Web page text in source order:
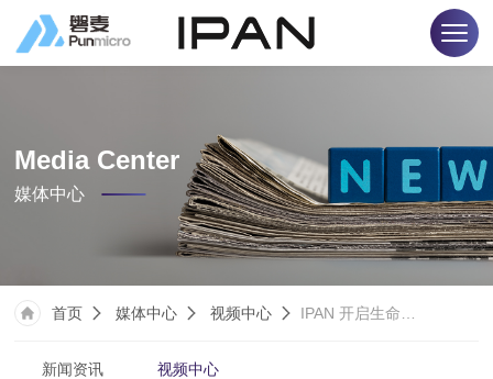
Media Center
媒体中心
首页 媒体中心 视频中心
新闻资讯 视频中心